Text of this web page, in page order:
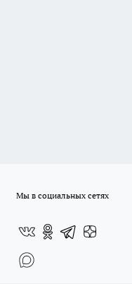
Мы в социальных сетях